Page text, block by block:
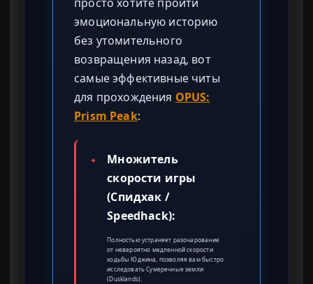
эмоциональную историю
без утомительного
возвращения назад, вот
самые эффективные читы
для прохождения OPUS:
Prism Peak:
✦
Множитель
скорости игры
(Спидхак /
Speedhack):
Полностью устраняет разочарование
от невероятно медленной скорости
ходьбы Юджина, позволяя вам быстро
исследовать Сумеречные земли
(Dusklands).